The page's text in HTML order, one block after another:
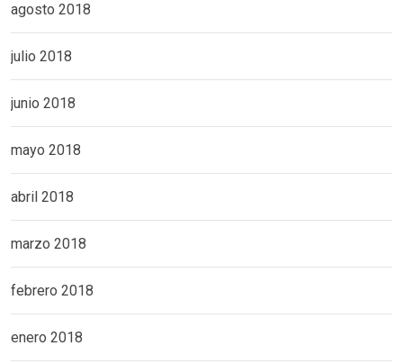
agosto 2018
julio 2018
junio 2018
mayo 2018
abril 2018
marzo 2018
febrero 2018
enero 2018